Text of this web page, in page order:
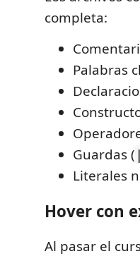
completa:
Palabras
Guardas ( |
Literales
Hover con
Al pasar el